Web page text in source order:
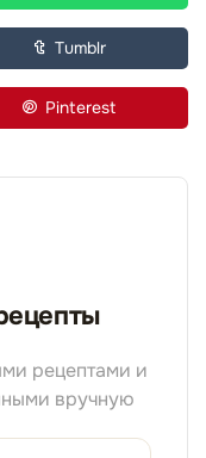
Tumblr
Pinterest
рецептами и
вручную